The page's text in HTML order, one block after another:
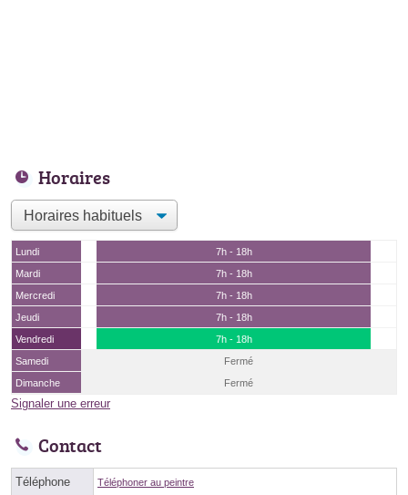
Horaires
Lundi
7h - 18h
Mardi
7h - 18h
Mercredi
7h - 18h
Jeudi
7h - 18h
Vendredi
7h - 18h
Samedi
Fermé
Dimanche
Fermé
Signaler une erreur
Contact
Téléphone Téléphoner au peintre